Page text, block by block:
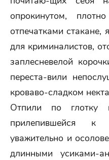
опрокинутом,
отпечатками
для криминалистов,
заплесневелой
переста-вили
кроваво-сладком
Отпили по глотку
прилепившейся к
уважительно и
длинными усиками-